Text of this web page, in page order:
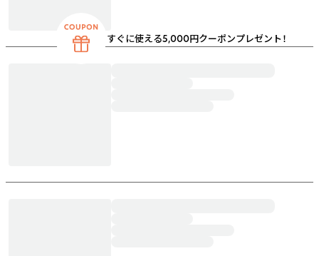
すぐに使える5,000円クーポンプレゼント！